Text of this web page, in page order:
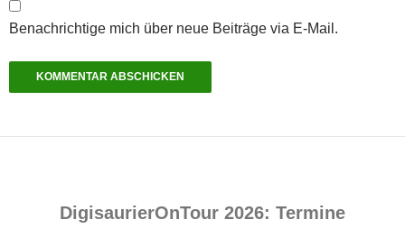
Benachrichtige mich über neue Beiträge via E-Mail.
DigisaurierOnTour 2026: Termine